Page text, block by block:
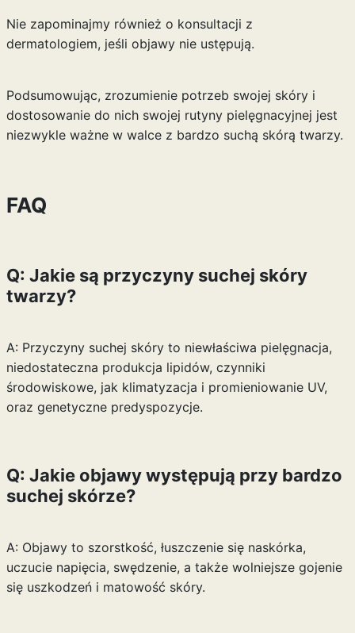
Nie zapominajmy również o konsultacji z
dermatologiem, jeśli objawy nie ustępują.
Podsumowując, zrozumienie potrzeb swojej skóry i
dostosowanie do nich swojej rutyny pielęgnacyjnej jest
niezwykle ważne w walce z bardzo suchą skórą twarzy.
FAQ
Q: Jakie są przyczyny suchej skóry
twarzy?
A: Przyczyny suchej skóry to niewłaściwa pielęgnacja,
niedostateczna produkcja lipidów, czynniki
środowiskowe, jak klimatyzacja i promieniowanie UV,
oraz genetyczne predyspozycje.
Q: Jakie objawy występują przy bardzo
suchej skórze?
A: Objawy to szorstkość, łuszczenie się naskórka,
uczucie napięcia, swędzenie, a także wolniejsze gojenie
się uszkodzeń i matowość skóry.